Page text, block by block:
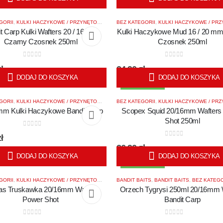
, KULKI HACZYKOWE / PRZYNĘTOWE KULKI WAFTERS,POWER SHOTS BAITS,
Carp Kulki Wafters 20 / 16 mm
Czarny Czosnek 250ml
BEZ KATEGORII , KULKI HACZYKOWE /
Kulki Haczykowe Mud 16 / 20
Czosnek 250ml
24,90zł
DODAJ DO KOSZYKA
KULKI HACZYKOWE / PRZYNĘTOWE POWER SHOTS BAITS
Kulki Haczykowe Bandit Carp
DODAJ DO KOSZYKA
BEZ KATEGORII KULKI HACZYKOWE /
Scopex Squid 20/16mm
Shot 250ml
26,90zł
DODAJ DO KOSZYKA
KULKI HACZYKOWE / PRZYNĘTOWE KULKI WAFTERS, POWER SHOTS BAITS,
Truskawka 20/16mm Wafters
Power Shot
DODAJ DO KOSZYKA
BANDIT BAITS, BANDIT BAITS, BEZ
Orzech Tygrysi 250ml 20/16mm
Bandit Carp